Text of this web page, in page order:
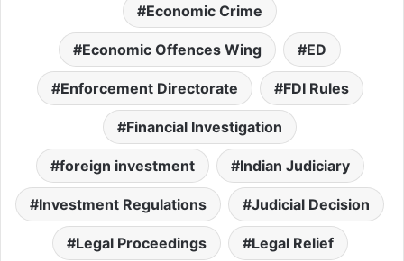
Economic Crime
Economic Offences Wing ED
Enforcement Directorate FDI Rules
Financial Investigation
foreign investment Indian Judiciary
Investment Regulations Judicial Decision
Legal Proceedings Legal Relief